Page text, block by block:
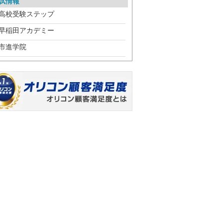
校受験ステップ
稲田アカデミー
進学院